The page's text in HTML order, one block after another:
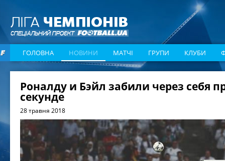
ГОЛОВНА НОВИНИ МАТЧІ ГРУПИ КЛУБИ
Роналду и Бэйл забили через себя
секунде
28 травня 2018